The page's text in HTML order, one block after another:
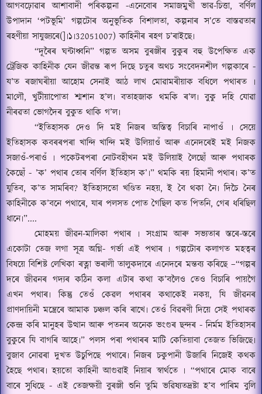
আগবঢ়োৱাৰ আশাবাদী পৰিকল্পনা -এনেবোৰ সমাজমুখী ভাৱ-চিত্তা,বৰ্ণিল
উপাদান‘পটভূমি’গল্পটোৰ অনুভূতিক বিশালতা,কল্পনাৰ স’তে বাস্তৱতাৰ
ৰহণীয়া সাযুজ্যৰে(]৷১৷32051007)কাহিনীৰ ৰহণ চ’ৰাইছে৷
“দূৰৈৰ ঘন্টাধ্বনি” গল্পত অসম বুৰঞ্জীৰ বুকুৰ বহু উপেক্ষিত এক
ট্ৰেজিক কাহিনীক যেন জীৱন্ত ৰূপ দিছে চতুৰ অথচ সংবেদনশীল গল্পকাৰে -
য’ত ৰজাঘৰীয়া আহোম সেনাই আঠ লাখ মোৱামৰীয়াক বধিলে পথাৰত ৷
মালৌ,খুটীয়াপোতা শ্মশান হ’ল৷ বতাহজাক থমকি ৰ’ল৷ বুকু দহি যোৱা
নীৰৱতা ভোগদৈৰ বুকুত থাকি গ’ল৷
“ইতিহাসক দেও দি মই নিজৰ অস্তিত্ব বিচাৰি নাপাওঁ ৷ সেয়ে
ইতিহাসক কবৰৰপৰা খান্দি খান্দি মই উলিয়াওঁ আৰু এনেদৰেই মই নিজক
সজাওঁ-পৰাওঁ ৷ পকেটৰপৰা নোটবহীখন মই উলিয়াই লৈছোঁ আৰু পথাৰক
কৈছোঁ - ’ক’ পথাৰ তোৰ বৰ্ণিল ইতিহাস ক’৷” থমকি ৰয় হিমানী পথাৰ৷ ক’ত
যুতিব,ক’ত সামৰিব?ইতিহাসতো খণ্ডিত নহয়,ই বৈ থকা নৈ৷ দিচৈ নৈৰ
কাহিনীকে ক’বনে পথাৰে,যাৰ পলসত পোত গৈছিল কত পিতনি, গেৰ ধৰিছিল
ধানে৷”....
মোহময় জীৱন-মালিকা পথাৰ ৷ সংগ্ৰাম আৰু সভ্যতাৰ স্তৰে-স্তৰে
একোটা তেজ লগা সূত্ৰ অগ্নি- গৰ্ভা এই পথাৰ ৷ গল্পটোৰ কলাগত মহত্বৰ
বিষয়ে বিশিষ্ট লেখিকা ৰত্না ভৰালী তালুকদাৰে এনেদৰে মন্তব্য কৰিছে –“গল্পৰ
দৰে জীৱনৰ গদ্যৰ কঠিন কলা এটাৰ কথা ক’বলৈও তেও বিচাৰি পায়গৈ
এখন পথাৰ৷ কিন্তু তেওঁ কেৱল পথাৰৰ কথাকেই নকয়,যি জীৱনৰ
প্ৰাণদায়িনী মন্ত্ৰেৰে আমাক চঞ্চল কৰি ৰাখে৷ তেওঁ বিৱৰণী দিয়ে সেই পথাৰক
কেন্দ্ৰ কৰি মানুহৰ উত্থান আৰু পতনৰ অনেক ভংগুৰ ছন্দৰ - নিৰ্মম ইতিহাসৰ
বুকুৰে যি বাগৰি আহে৷”পলস পৰা পথাৰৰ মাটি কেতিয়াবা তেজত ভিজিছে৷
বুজাব নোৱৰা দুখত উচুপিছে পথাৰে৷ নিজৰ চকুপানী উজাৰি নিজেই কথক
হৈছে পথাৰ৷ হয়তো কাহিনী আগুৱাই নিয়াৰ স্বাৰ্থতে ৷ “পথাৰে মোক বাৰে
বাৰে সুধিছে - এই তেজক্ষয়ী বুৰঞ্জী শুনি তুমি ভৱিষ্যতদ্ৰষ্টা হ’ব পাৰিম বুলি